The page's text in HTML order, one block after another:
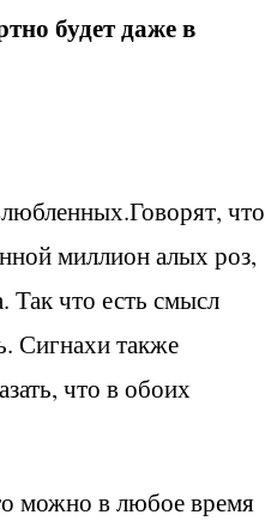
будет даже в
что
миллион алых роз,
Так что есть смысл
Сигнахи также
что в обоих
можно в любое время